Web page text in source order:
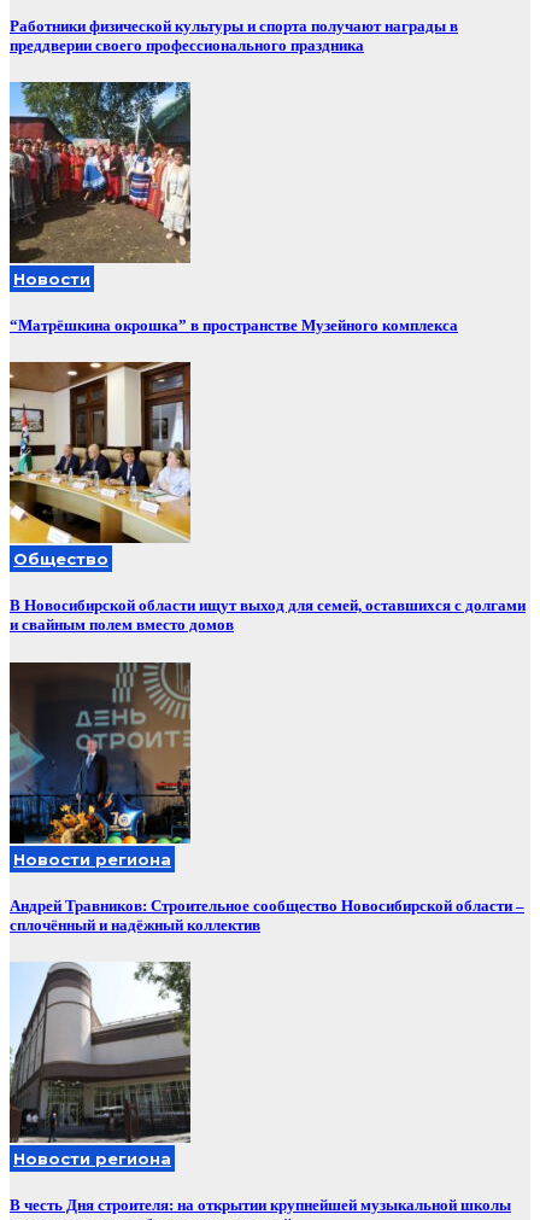
Работники физической культуры и спорта получают награды в
преддверии своего профессионального праздника
Новости
“Матрёшкина окрошка” в пространстве Музейного комплекса
Общество
В Новосибирской области ищут выход для семей, оставшихся с долгами
и свайным полем вместо домов
Новости региона
Андрей Травников: Строительное сообщество Новосибирской области –
сплочённый и надёжный коллектив
Новости региона
В честь Дня строителя: на открытии крупнейшей музыкальной школы